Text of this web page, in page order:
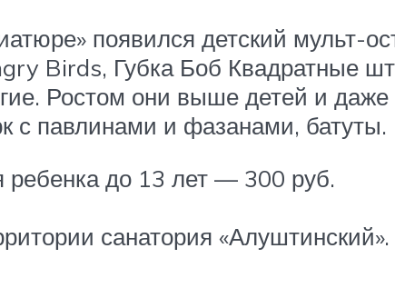
появился детский мульт-
Birds, Губка Боб Квадратные
Ростом они выше детей и
с павлинами и фазанами, батуты.
ребенка до 13 лет — 300 руб.
санатория «Алуштинский».